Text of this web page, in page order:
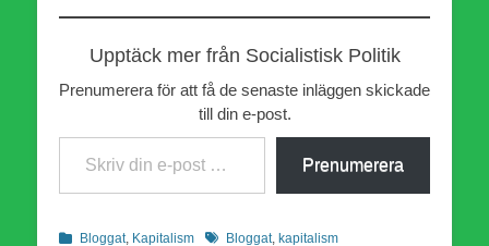
Upptäck mer från Socialistisk Politik
Prenumerera för att få de senaste inläggen skickade
till din e-post.
Skriv din e-post …
Prenumerera
Kategorier
Bloggat, Kapitalism Etiketter
Bloggat, kapitalism